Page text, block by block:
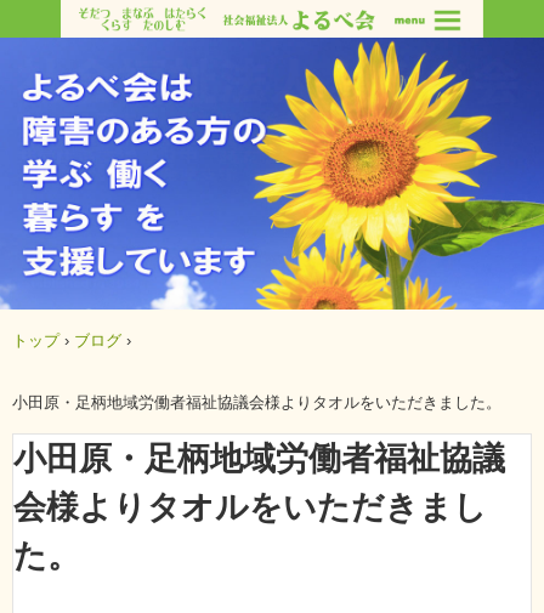
トップ › ブログ ›
小田原・足柄地域労働者福祉協議会様よりタオルをいただきました。
小田原・足柄地域労働者福祉協議
会様よりタオルをいただきまし
た。